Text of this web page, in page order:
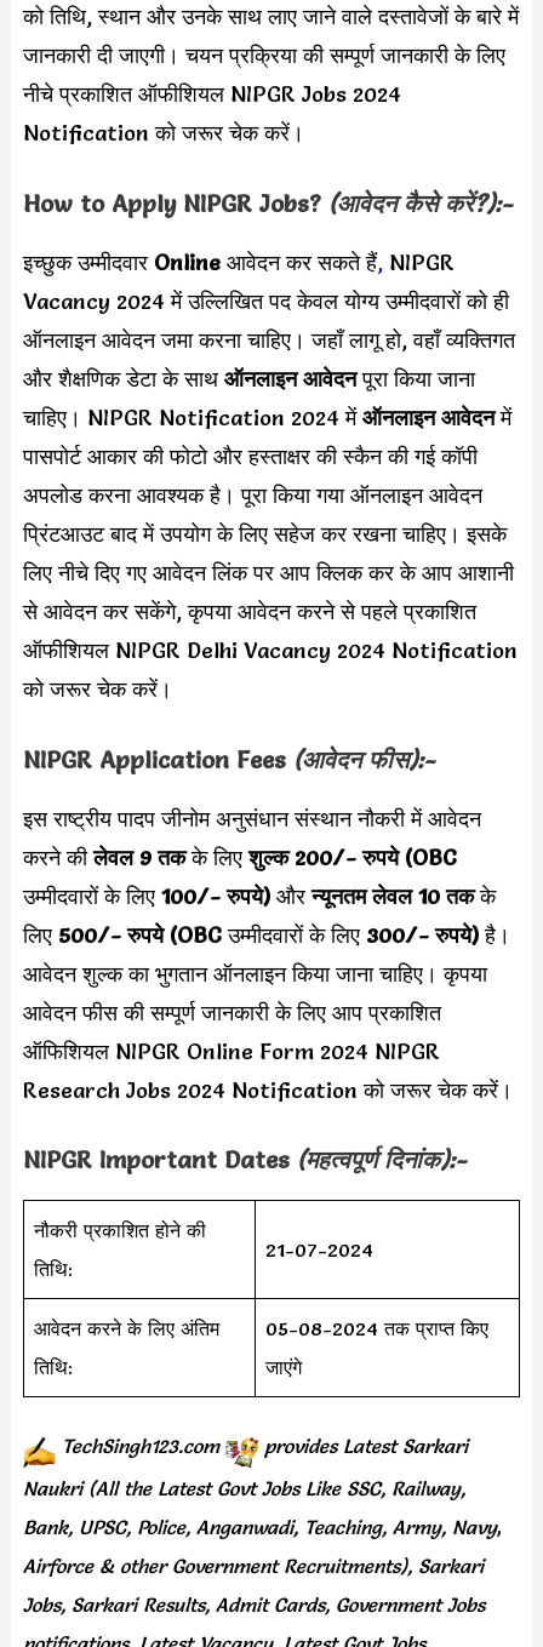
को तिथि, स्थान और उनके साथ लाए जाने वाले दस्तावेजों के बारे में
जानकारी दी जाएगी। चयन प्रक्रिया की सम्पूर्ण जानकारी के लिए
नीचे प्रकाशित ऑफीशियल NIPGR Jobs 2024
Notification को जरूर चेक करें।
How to Apply NIPGR Jobs?(आवेदन कैसे करें?):-
इच्छुक उम्मीदवार Online आवेदन कर सकते हैं,NIPGR
Vacancy 2024 में उल्लिखित पद केवल योग्य उम्मीदवारों को ही
ऑनलाइन आवेदन जमा करना चाहिए। जहाँ लागू हो, वहाँ व्यक्तिगत
और शैक्षणिक डेटा के साथ ऑनलाइन आवेदनपूरा किया जाना
चाहिए। NIPGR Notification 2024 मेंऑनलाइन आवेदनमें
पासपोर्ट आकार की फोटो और हस्ताक्षर की स्कैन की गई कॉपी
अपलोड करना आवश्यक है। पूरा किया गया ऑनलाइन आवेदन
प्रिंटआउट बाद में उपयोग के लिए सहेज कर रखना चाहिए। इसके
लिए नीचे दिए गए आवेदन लिंक पर आप क्लिक कर के आप आशानी
से आवेदन कर सकेंगे, कृपया आवेदन करने से पहले प्रकाशित
ऑफीशियल NIPGR Delhi Vacancy 2024 Notification
को जरूर चेक करें।
NIPGR Application Fees (आवेदन फीस):-
इस राष्ट्रीय पादप जीनोम अनुसंधान संस्थान नौकरी में आवेदन
करने कीलेवल 9 तकके लिएशुल्क 200/- रुपये (OBC
उम्मीदवारों के लिए100/- रुपये)औरन्यूनतम लेवल 10 तकके
लिए500/- रुपये (OBCउम्मीदवारों के लिए300/- रुपये)है।
आवेदन शुल्क का भुगतान ऑनलाइन किया जाना चाहिए। कृपया
आवेदन फीस की सम्पूर्ण जानकारी के लिए आप प्रकाशित
ऑफिशियल NIPGR Online Form 2024 NIPGR
Research Jobs 2024 Notification को जरूर चेक करें।
NIPGR Important Dates (महत्वपूर्ण दिनांक):-
नौकरी प्रकाशित होने की
तिथि:
21-07-2024
आवेदन करने के लिए अंतिम
तिथि:
05-08-2024 तक प्राप्त किए
जाएंगे
TechSingh123.com provides Latest Sarkari
Naukri (All the Latest Govt Jobs Like SSC, Railway,
Bank, UPSC, Police, Anganwadi, Teaching, Army, Navy,
Airforce & other Government Recruitments), Sarkari
Jobs, Sarkari Results, Admit Cards, Government Jobs